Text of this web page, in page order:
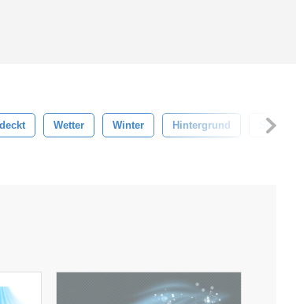
Wetter Winter Hintergrund